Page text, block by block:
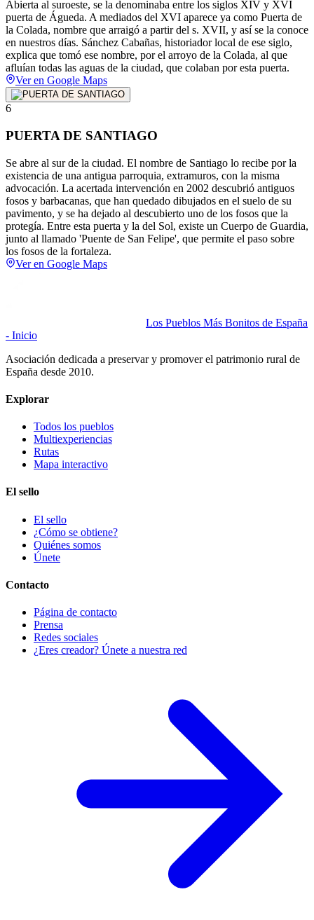
Abierta al suroeste, se la denominaba entre los siglos XIV y XVI
puerta de Águeda. A mediados del XVI aparece ya como Puerta de
la Colada, nombre que arraigó a partir del s. XVII, y así se la conoce
en nuestros días. Sánchez Cabañas, historiador local de ese siglo,
explica que tomó ese nombre, por el arroyo de la Colada, al que
afluían todas las aguas de la ciudad, que colaban por esta puerta.
Ver en Google Maps
6
PUERTA DE SANTIAGO
Se abre al sur de la ciudad. El nombre de Santiago lo recibe por la
existencia de una antigua parroquia, extramuros, con la misma
advocación. La acertada intervención en 2002 descubrió antiguos
fosos y barbacanas, que han quedado dibujados en el suelo de su
pavimento, y se ha dejado al descubierto uno de los fosos que la
protegía. Entre esta puerta y la del Sol, existe un Cuerpo de Guardia,
junto al llamado 'Puente de San Felipe', que permite el paso sobre
los fosos de la fortaleza.
Ver en Google Maps
Los Pueblos Más Bonitos de España
- Inicio
Asociación dedicada a preservar y promover el patrimonio rural de
España desde 2010.
Explorar
Todos los pueblos
Multiexperiencias
Rutas
Mapa interactivo
El sello
El sello
¿Cómo se obtiene?
Quiénes somos
Únete
Contacto
Página de contacto
Prensa
Redes sociales
¿Eres creador? Únete a nuestra red